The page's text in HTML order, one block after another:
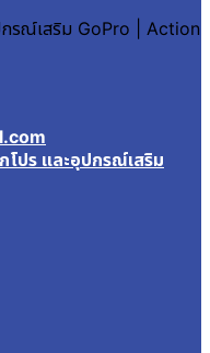
กรณ์เสริม GoPro | Action
ปร และอุปกรณ์เสริม